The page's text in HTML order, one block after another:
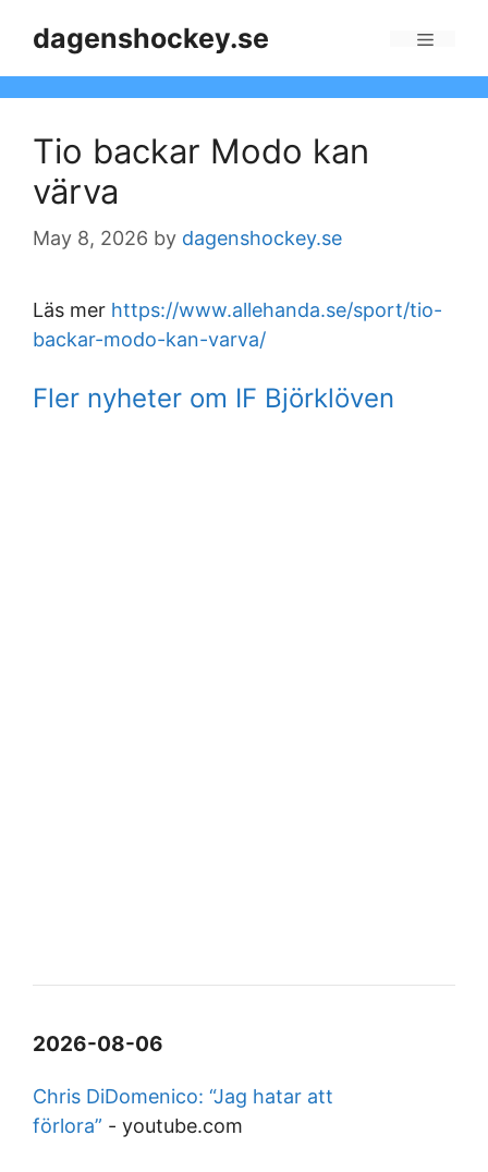
dagenshockey.se
Tio backar Modo kan
värva
May 8, 2026 by dagenshockey.se
Läs mer https://www.allehanda.se/sport/tio-
backar-modo-kan-varva/
Fler nyheter om IF Björklöven
2026-08-06
Chris DiDomenico: “Jag hatar att
förlora” - youtube.com